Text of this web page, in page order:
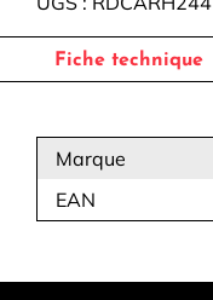
craie
pour
craie
roulette
Fiche technique
Marque
EAN